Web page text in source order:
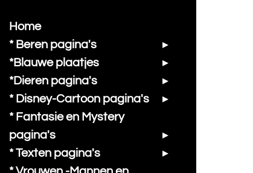
Home
* Beren pagina's
*Blauwe plaatjes
*Dieren pagina's
* Disney-Cartoon pagina's
* Fantasie en Mystery
pagina's
* Texten pagina's